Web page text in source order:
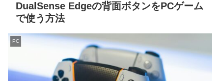
DualSense Edgeの背面ボタンをPCゲーム
で使う方法
PC